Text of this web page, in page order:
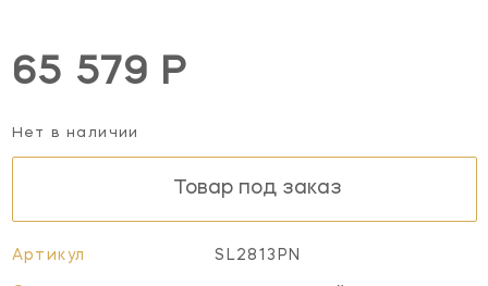
65 579 Р
Нет в наличии
Товар под заказ
Артикул SL2813PN